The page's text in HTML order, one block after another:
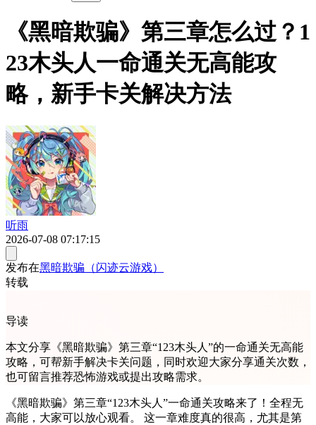
《黑暗欺骗》第三章怎么过？1
23木头人一命通关无高能攻
略，新手卡关解决方法
听雨
2026-07-08 07:17:15
发布在黑暗欺骗（闪迹云游戏）
转载
导读
本文分享《黑暗欺骗》第三章“123木头人”的一命通关无高能
攻略，可帮新手解决卡关问题，同时欢迎大家分享通关次数，
也可留言推荐恐怖游戏或提出攻略需求。
《黑暗欺骗》第三章“123木头人”一命通关攻略来了！全程无
高能，大家可以放心观看。 这一章难度真的很高，尤其是第